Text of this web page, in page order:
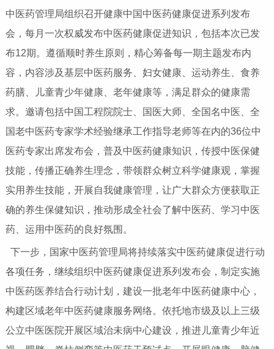
中医药管理局组织召开健康中国中医药健康促进系列发布
会，每月一次权威发布中医药健康促进知识，包括本次已发
布12期。遵循顺时养生原则，精心筹备每一期主题发布内
容，内容涉及基层中医药服务、妇女健康、运动养生、食养
药膳、儿童青少年健康、老年健康等，满足群众的健康需
求。邀请包括中国工程院院士、国医大师、全国名中医、全
国老中医药专家学术经验继承工作指导老师等在内的36位中
医药专家出席发布会，普及中医药健康知识，传授中医保健
技能，传播正确养生理念，带领群众树立科学健康观，掌握
实用养生技能，开展自我健康管理，让广大群众方便获取正
确的养生保健知识，推动形成全社会了解中医药、学习中医
药、运用中医药的良好氛围。
下一步，国家中医药管理局将持续落实中医药健康促进行动
各项任务，继续组织中医药健康促进系列发布会，制定实施
中医药医养结合行动计划，建设一批老年中医药健康中心，
构建区域老年中医药健康服务网络。依托地市级及以上三级
公立中医医院开展区域治未病中心建设，推进儿童青少年近